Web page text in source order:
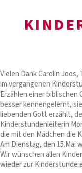
Vielen Dank Carolin
im vergangenen
Erzählen einer
besser kennengelernt,
liebenden Gott erzählt,
Kinderstundenleiterin
die mit den Mädchen die
Am Dienstag, den 15.Mai
Wir wünschen allen
wieder zur Kinderstunde